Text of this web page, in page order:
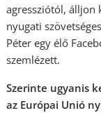
agressziótól, álljon
nyugati
Péter egy élő
szemlézett.
Szerinte ugyanis
az Európai Unió